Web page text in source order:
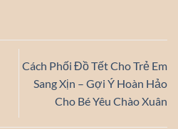
Cách Phối Đồ Tết Cho Trẻ Em
Sang Xịn – Gợi Ý Hoàn Hảo
Cho Bé Yêu Chào Xuân